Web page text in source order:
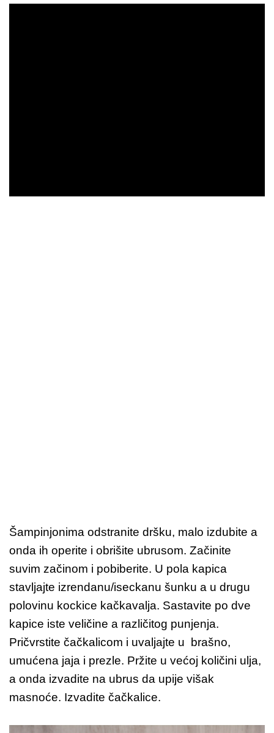
Šampinjonima odstranite dršku, malo izdubite a
onda ih operite i obrišite ubrusom. Začinite
suvim začinom i pobiberite. U pola kapica
stavljajte izrendanu/iseckanu šunku a u drugu
polovinu kockice kačkavalja. Sastavite po dve
kapice iste veličine a različitog punjenja.
Pričvrstite čačkalicom i uvaljajte u brašno,
umućena jaja i prezle. Pržite u većoj količini ulja,
a onda izvadite na ubrus da upije višak
masnoće. Izvadite čačkalice.